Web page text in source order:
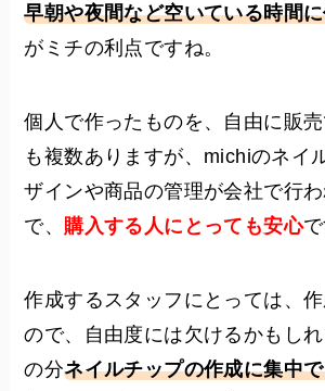
早朝や夜間など空いている時間
がミチの利点ですね。
個人で作ったものを、自由に販
も複数ありますが、michiのネイ
ザインや商品の管理が会社で行
で、 購入する人にとっても安心で
作成するスタッフにとっては、
ので、自由度には欠けるかもし
の分ネイルチップの作成に集中